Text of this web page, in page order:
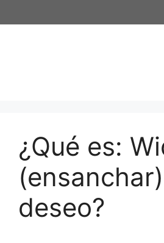
al
¿Qué es:
deseo?